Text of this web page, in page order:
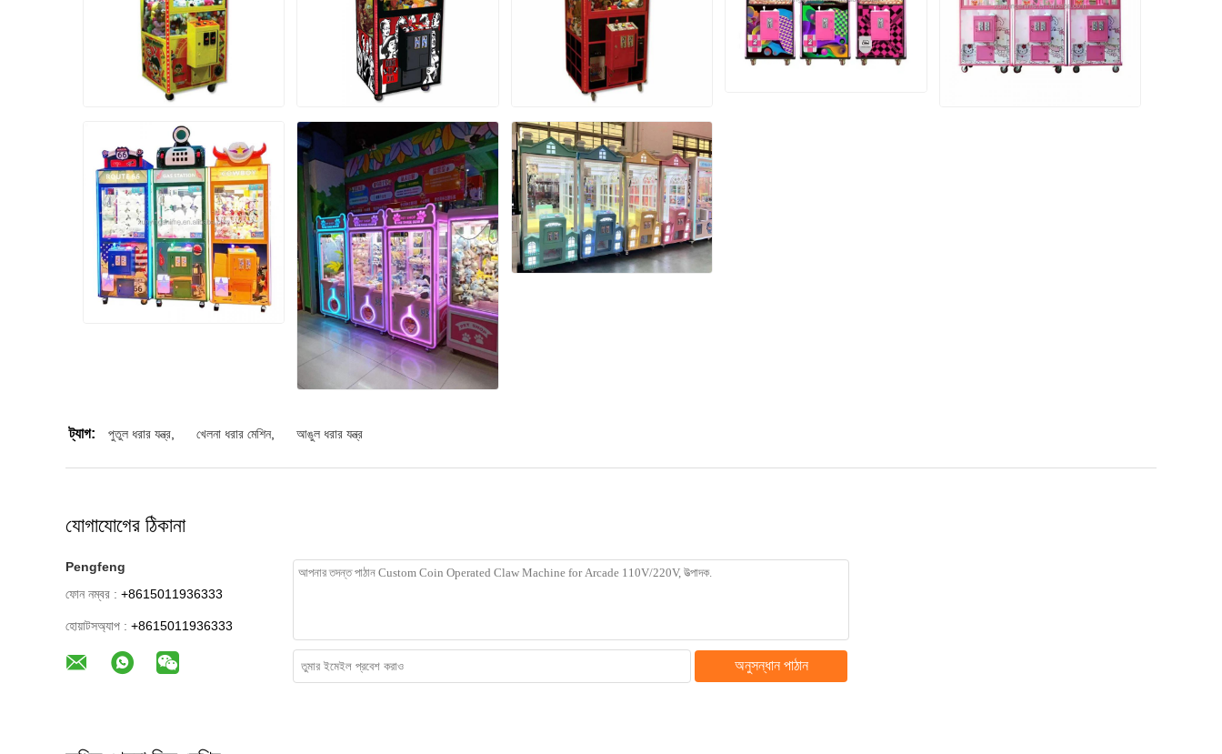
ট্যাগ: পুতুল ধরার যন্ত্র খেলনা ধরার মেশিন, আঙুল ধরার যন্ত্র
যোগাযোগের ঠিকানা
Pengfeng
ফোন নম্বর : +8615011936333
হোয়াটসঅ্যাপ : +8615011936333
অনুসন্ধান পাঠান